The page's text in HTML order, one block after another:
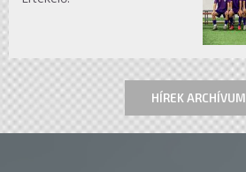
HÍREK ARCHÍVUM